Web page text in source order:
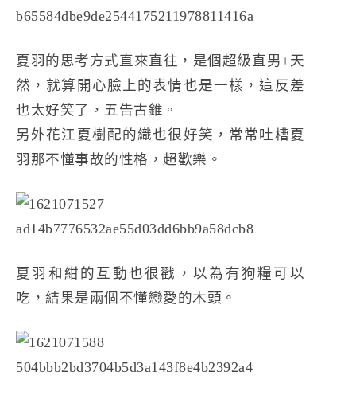
夏羽的思考方式直來直往，是個超級直男+天
然，就算開心臉上的表情也是一樣，這反差
也太好笑了，五告古錐。
另外花江夏樹配的織也很好笑，常常吐槽夏
羽那不懂事故的性格，超歡樂。
夏羽和紺的互動也很戳，以為有狗糧可以
吃，結果是兩個不懂戀愛的木頭。